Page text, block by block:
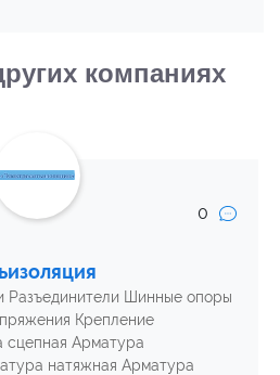
компаниях
0
Разъединители Шинные опоры
Крепление
сцепная Арматура
натяжная Арматура